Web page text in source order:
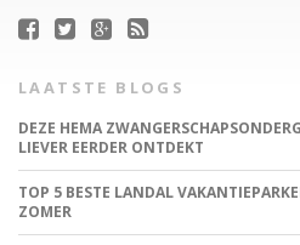
LAATSTE BLOGS
DEZE HEMA
LIEVER EERDER ONTDEKT
TOP 5 BESTE LANDAL
ZOMER